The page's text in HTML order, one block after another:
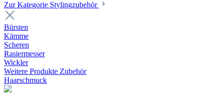
Zur Kategorie Stylingzubehör
Bürsten
Kämme
Scheren
Rasiermesser
Wickler
Weitere Produkte Zubehör
Haarschmuck